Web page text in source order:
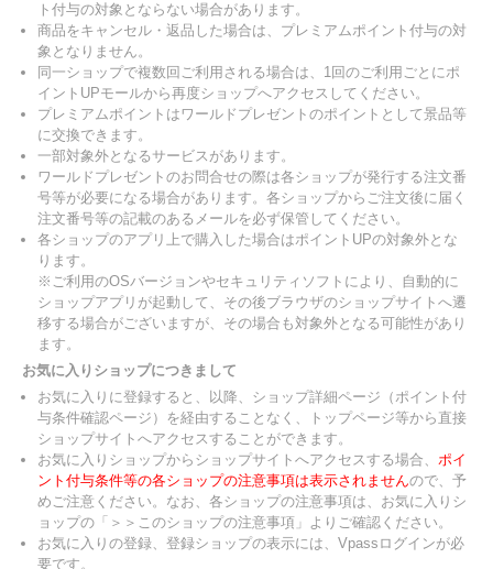
ト付与の対象とならない場合があります。
商品をキャンセル・返品した場合は、プレミアムポイント付与の対
象となりません。
同一ショップで複数回ご利用される場合は、1回のご利用ごとにポ
イントUPモールから再度ショップへアクセスしてください。
プレミアムポイントはワールドプレゼントのポイントとして景品等
に交換できます。
一部対象外となるサービスがあります。
ワールドプレゼントのお問合せの際は各ショップが発行する注文番
号等が必要になる場合があります。各ショップからご注文後に届く
注文番号等の記載のあるメールを必ず保管してください。
各ショップのアプリ上で購入した場合はポイントUPの対象外とな
ります。
※ご利用のOSバージョンやセキュリティソフトにより、自動的に
ショップアプリが起動して、その後ブラウザのショップサイトへ遷
移する場合がございますが、その場合も対象外となる可能性があり
ます。
お気に入りショップにつきまして
お気に入りに登録すると、以降、ショップ詳細ページ（ポイント付
与条件確認ページ）を経由することなく、トップページ等から直接
ショップサイトへアクセスすることができます。
お気に入りショップからショップサイトへアクセスする場合、 ポイ
ント付与条件等の各ショップの注意事項は表示されませんので、予
めご注意ください。なお、各ショップの注意事項は、お気に入りシ
ョップの「＞＞このショップの注意事項」よりご確認ください。
お気に入りの登録、登録ショップの表示には、Vpassログインが必
要です。